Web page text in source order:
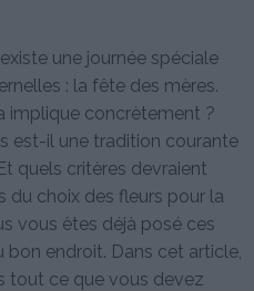
une journée spéciale
: la fête des mères.
implique concrètement ?
est-il une tradition courante
quels critères devraient
du choix des fleurs pour la
vous êtes déjà posé ces
bon endroit. Dans cet article,
tout ce que vous devez